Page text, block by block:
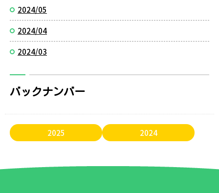
2024/05
2024/04
2024/03
バックナンバー
2025 2024